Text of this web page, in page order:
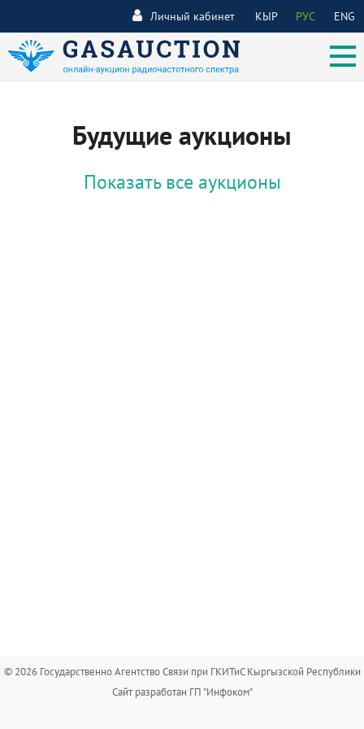
КЫР РУС ENG
Личный кабинет
Будущие аукционы
Показать все аукционы
© 2026 Государственно Агентство Связи при ГКИТиС Кыргызской Республики
Сайт разработан ГП "Инфоком"